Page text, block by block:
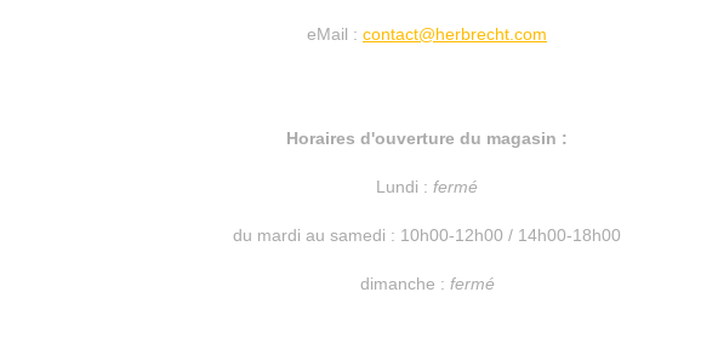
eMail : contact@herbrecht.com
Horaires d'ouverture du magasin :
Lundi : fermé
du mardi au samedi : 10h00-12h00 / 14h00-18h00
dimanche : fermé